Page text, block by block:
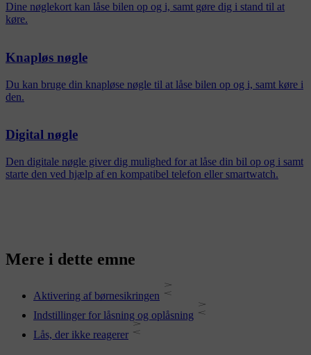
Dine nøglekort kan låse bilen op og i, samt gøre dig i stand til at
køre.
Knapløs nøgle
Du kan bruge din knapløse nøgle til at låse bilen op og i, samt køre i
den.
Digital nøgle
Den digitale nøgle giver dig mulighed for at låse din bil op og i samt
starte den ved hjælp af en kompatibel telefon eller smartwatch.
Mere i dette emne
Aktivering af børnesikringen
Indstillinger for låsning og oplåsning
Lås, der ikke reagerer